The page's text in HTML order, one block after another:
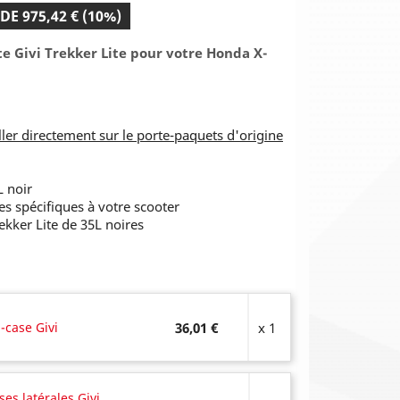
975,42 € (10%)
Givi Trekker Lite pour votre Honda X-
directement sur le porte-paquets d'origine
noir
spécifiques à votre scooter
Lite de 35L noires
Givi 36,01 € x 1